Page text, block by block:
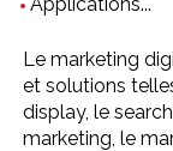
Le marketing
et solutions
display, le
marketing, le